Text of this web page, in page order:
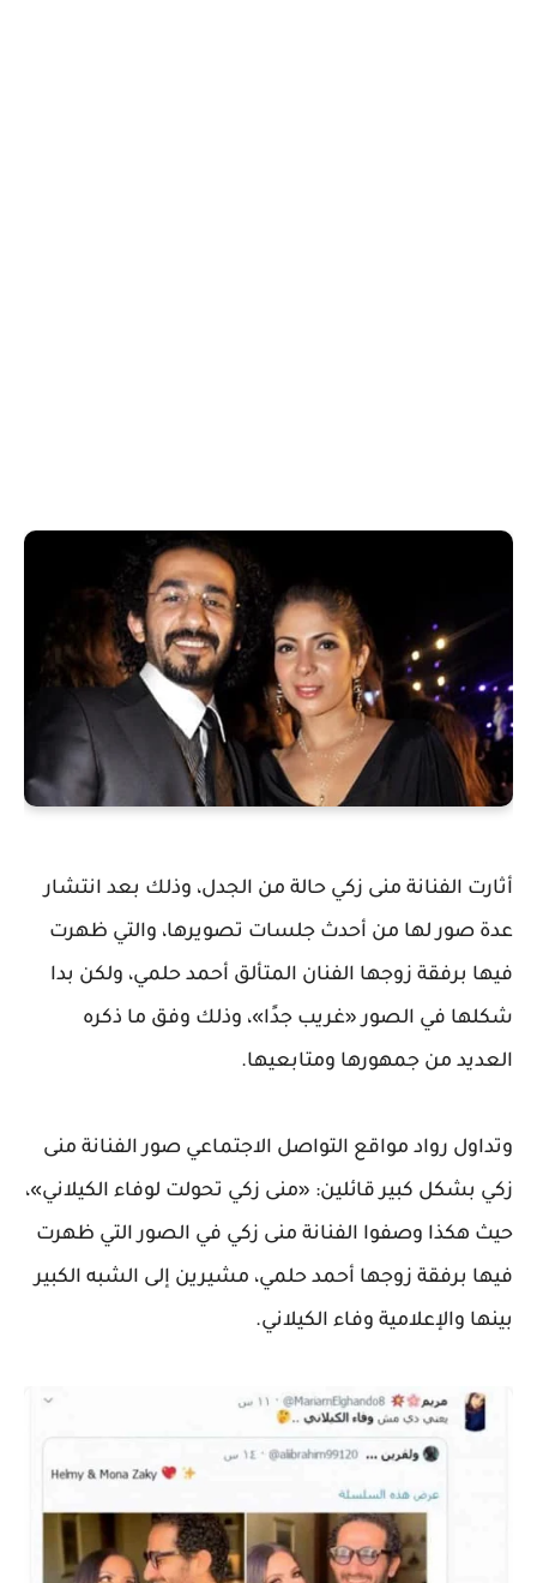
أثارت الفنانة منى زكي حالة من الجدل، وذلك بعد انتشار
عدة صور لها من أحدث جلسات تصويرها، والتي ظهرت
فيها برفقة زوجها الفنان المتألق أحمد حلمي، ولكن بدا
شكلها في الصور «غريب جدًا»، وذلك وفق ما ذكره
العديد من جمهورها ومتابعيها.
وتداول رواد مواقع التواصل الاجتماعي صور الفنانة منى
زكي بشكل كبير قائلين: «منى زكي تحولت لوفاء الكيلاني»،
حيث هكذا وصفوا الفنانة منى زكي في الصور التي ظهرت
فيها برفقة زوجها أحمد حلمي، مشيرين إلى الشبه الكبير
بينها والإعلامية وفاء الكيلاني.